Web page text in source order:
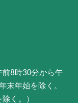
前8時30分から午
末年始を除く。
く。）